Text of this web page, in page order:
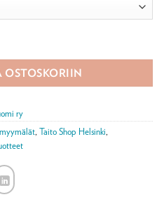
OSTOSKORIIN
ry
, Taito Shop Helsinki,